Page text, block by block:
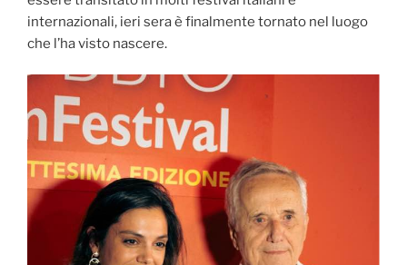
internazionali, ieri sera è finalmente tornato nel luogo
che l’ha visto nascere.